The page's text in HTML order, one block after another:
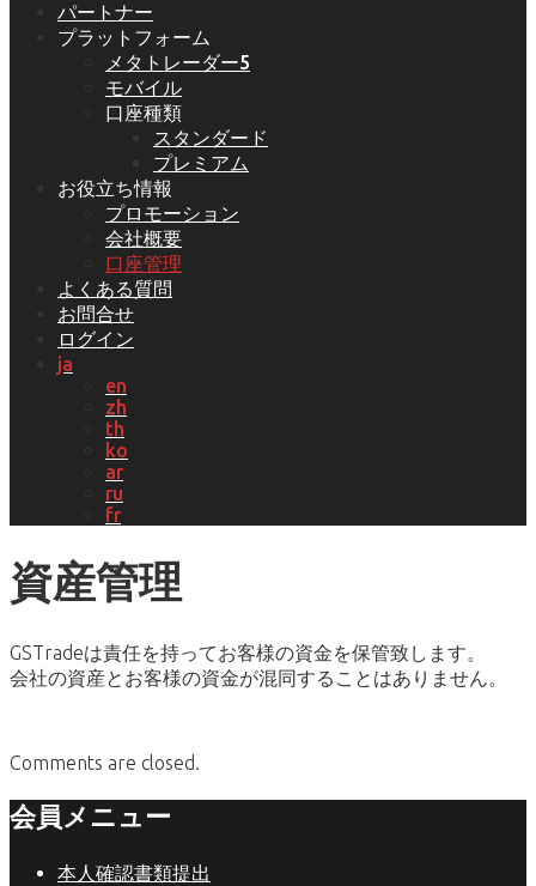
パートナー
プラットフォーム
メタトレーダー5
モバイル
口座種類
スタンダード
プレミアム
お役立ち情報
プロモーション
会社概要
口座管理
よくある質問
お問合せ
ログイン
ja
en
zh
th
ko
ar
ru
fr
資産管理
GSTradeは責任を持ってお客様の資金を保管致します。
会社の資産とお客様の資金が混同することはありません。
Comments are closed.
会員メニュー
本人確認書類提出